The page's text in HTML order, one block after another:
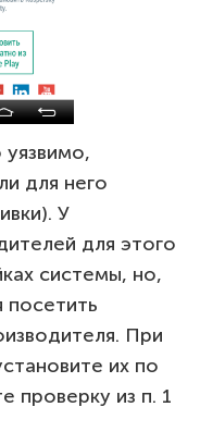
уязвимо,
для него
У
для этого
системы, но,
При
их по
проверку из п. 1